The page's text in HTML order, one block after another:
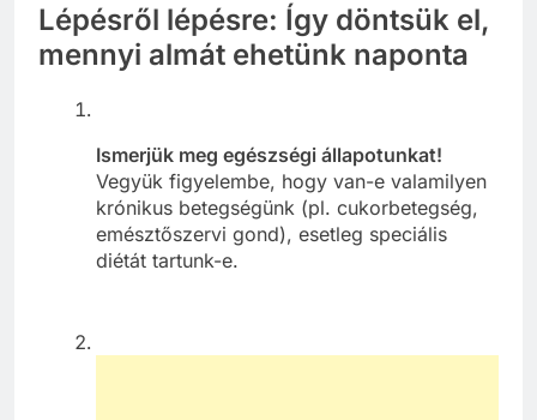
Lépésről lépésre: Így döntsük el,
mennyi almát ehetünk naponta
Ismerjük meg egészségi állapotunkat!
Vegyük figyelembe, hogy van-e valamilyen
krónikus betegségünk (pl. cukorbetegség,
emésztőszervi gond), esetleg speciális
diétát tartunk-e.